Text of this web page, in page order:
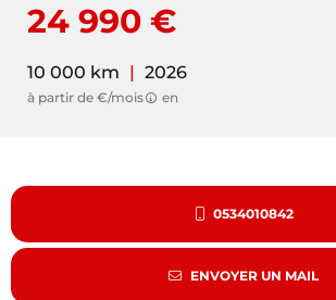
24 990 €
10 000 km | 2026
à partir de €/mois en
0534010842
ENVOYER UN MAIL